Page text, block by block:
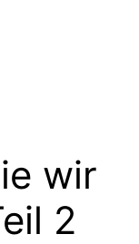
wir
2